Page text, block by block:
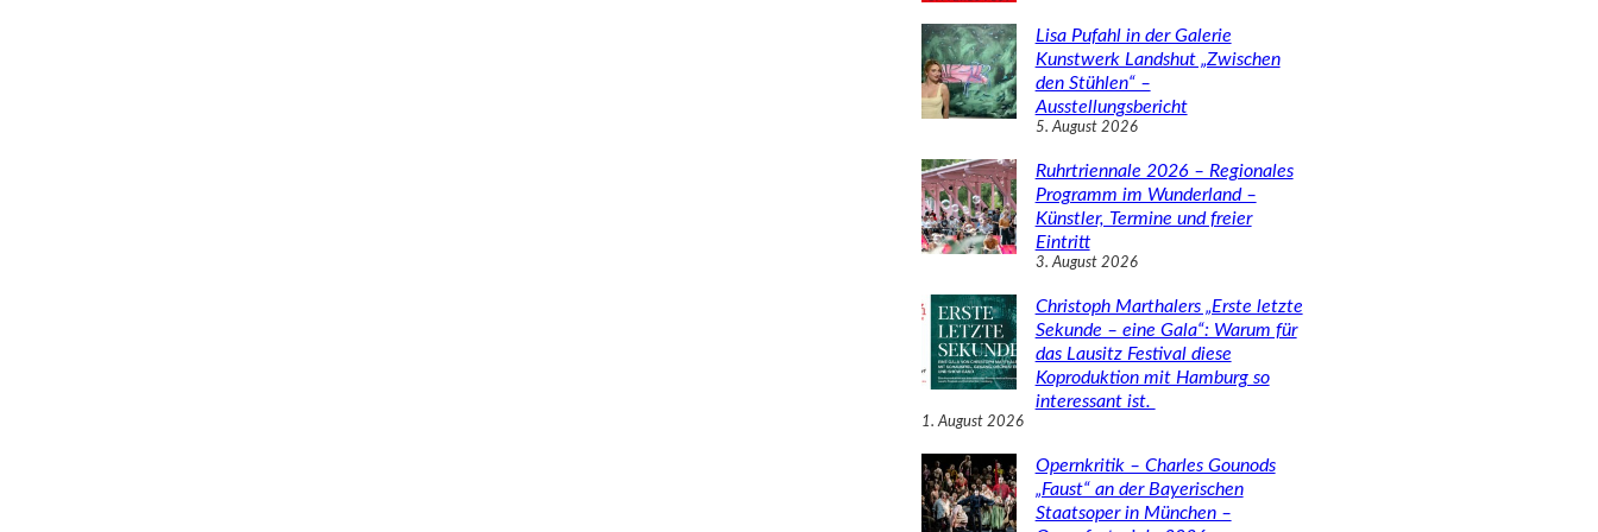
Lisa Pufahl in der Galerie
Kunstwerk Landshut „Zwischen
den Stühlen“ –
Ausstellungsbericht
5. August 2026
Ruhrtriennale 2026 – Regionales
Programm im Wunderland –
Künstler, Termine und freier
Eintritt
3. August 2026
Christoph Marthalers „Erste letzte
Sekunde – eine Gala“: Warum für
das Lausitz Festival diese
Koproduktion mit Hamburg so
interessant ist.
1. August 2026
Opernkritik – Charles Gounods
„Faust“ an der Bayerischen
Staatsoper in München –